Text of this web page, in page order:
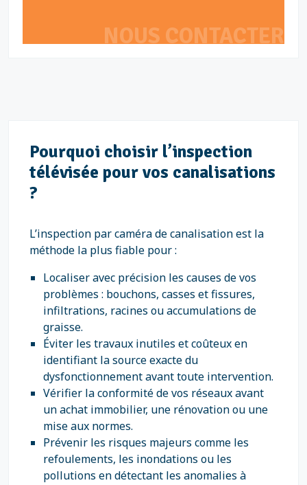
NOUS CONTACTER
Pourquoi choisir l’inspection
télévisée pour vos canalisations
?
L’inspection par caméra de canalisation est la
méthode la plus fiable pour :
Localiser avec précision les causes de vos
problèmes : bouchons, casses et fissures,
infiltrations, racines ou accumulations de
graisse.
Éviter les travaux inutiles et coûteux en
identifiant la source exacte du
dysfonctionnement avant toute intervention.
Vérifier la conformité de vos réseaux avant
un achat immobilier, une rénovation ou une
mise aux normes.
Prévenir les risques majeurs comme les
refoulements, les inondations ou les
pollutions en détectant les anomalies à